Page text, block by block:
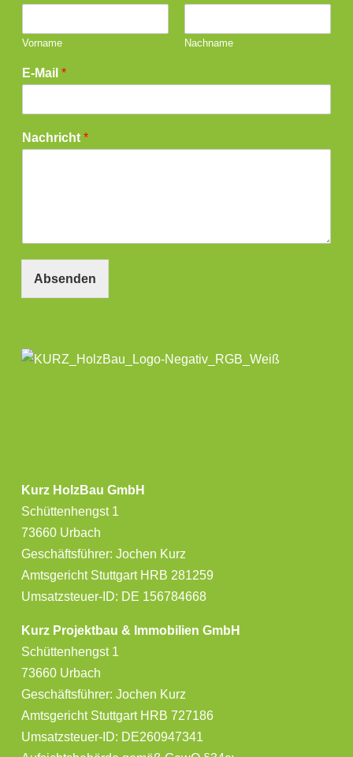
Vorname Nachname
E-Mail *
Nachricht *
Absenden
Kurz HolzBau GmbH
Schüttenhengst 1
73660 Urbach
Geschäftsführer: Jochen Kurz
Amtsgericht Stuttgart HRB 281259
Umsatzsteuer-ID: DE 156784668
Kurz Projektbau & Immobilien GmbH
Schüttenhengst 1
73660 Urbach
Geschäftsführer: Jochen Kurz
Amtsgericht Stuttgart HRB 727186
Umsatzsteuer-ID: DE260947341